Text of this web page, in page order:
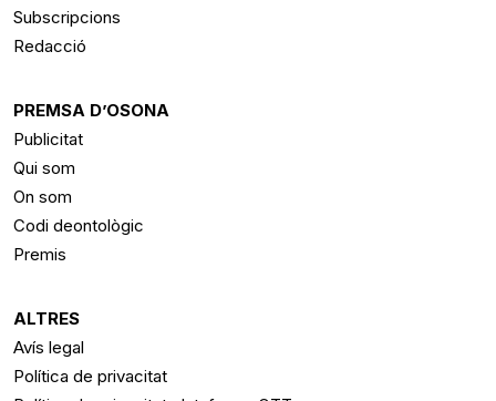
Subscripcions
Redacció
PREMSA D’OSONA
Publicitat
Qui som
On som
Codi deontològic
Premis
ALTRES
Avís legal
Política de privacitat